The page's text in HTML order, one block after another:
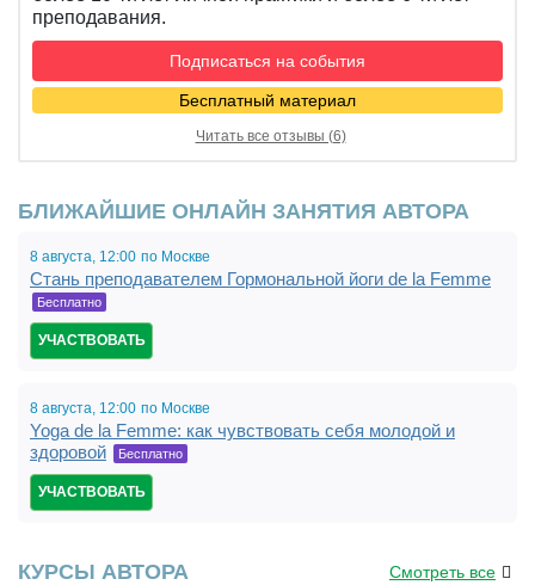
преподавания.
Подписаться на события
Бесплатный материал
Читать все отзывы (6)
БЛИЖАЙШИЕ ОНЛАЙН ЗАНЯТИЯ АВТОРА
8 августа, 12:00,
19:00
по Москве
Стань преподавателем Гормональной йоги de la Femme
Бесплатно
УЧАСТВОВАТЬ
8 августа, 12:00,
19:00
по Москве
Yoga de la Femme: как чувствовать себя молодой и
здоровой
Бесплатно
УЧАСТВОВАТЬ
КУРСЫ АВТОРА Смотреть все